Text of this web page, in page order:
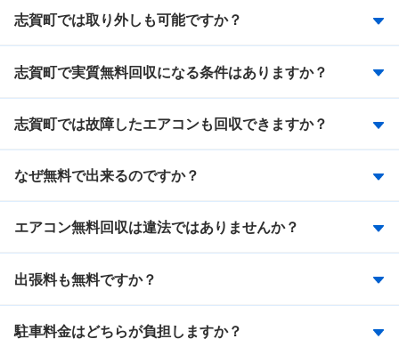
志賀町では取り外しも可能ですか？
志賀町で実質無料回収になる条件はありますか？
志賀町では故障したエアコンも回収できますか？
なぜ無料で出来るのですか？
エアコン無料回収は違法ではありませんか？
出張料も無料ですか？
駐車料金はどちらが負担しますか？